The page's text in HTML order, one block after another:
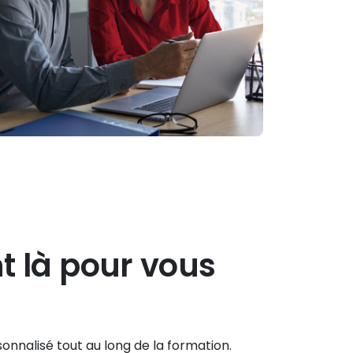
là pour vous
tout au long de la formation.